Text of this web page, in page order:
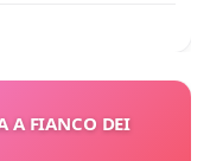
A FIANCO DEI